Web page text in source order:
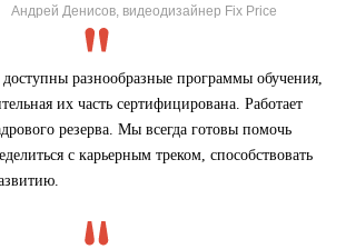
Андрей Денисов, видеодизайнер Fix Price
разнообразные программы обучения,
их часть сертифицирована. Работает
резерва. Мы всегда готовы помочь
с карьерным треком, способствовать